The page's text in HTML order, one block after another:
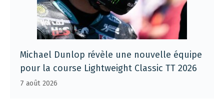
Michael Dunlop révèle une nouvelle équipe
pour la course Lightweight Classic TT 2026
7 août 2026